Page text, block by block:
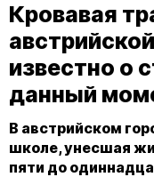
Кровавая
известно о
данный
В австрийском
школе, унесшая
пяти до